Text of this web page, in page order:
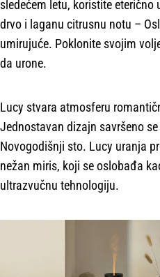
sledećem letu, koristite eterično
drvo i laganu citrusnu notu –
umirujuće. Poklonite svojim
da urone.
Lucy stvara atmosferu
Jednostavan dizajn savršeno
Novogodišnji sto. Lucy uranja
nežan miris, koji se oslobađa
ultrazvučnu tehnologiju.